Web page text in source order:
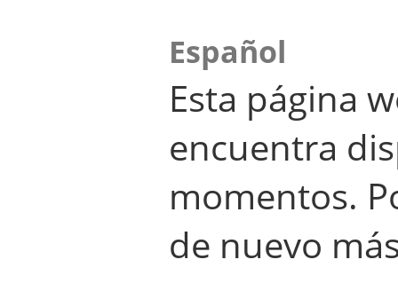
Español
Esta página
encuentra
momentos.
de nuevo